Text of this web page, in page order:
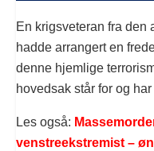
En krigsveteran fra
hadde arrangert en
denne hjemlige
hovedsak står for og
Les også:
venstreekstremist –